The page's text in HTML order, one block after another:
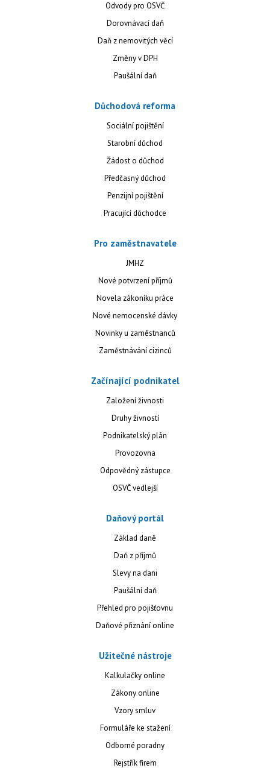
Odvody pro OSVČ
Dorovnávací daň
Daň z nemovitých věcí
Změny v DPH
Paušální daň
Důchodová reforma
Sociální pojištění
Starobní důchod
Žádost o důchod
Předčasný důchod
Penzijní pojištění
Pracující důchodce
Pro zaměstnavatele
JMHZ
Nové potvrzení příjmů
Novela zákoníku práce
Nové nemocenské dávky
Novinky u zaměstnanců
Zaměstnávání cizinců
Začínající podnikatel
Založení živnosti
Druhy živností
Podnikatelský plán
Provozovna
Odpovědný zástupce
OSVČ vedlejší
Daňový portál
Základ daně
Daň z příjmů
Slevy na dani
Paušální daň
Přehled pro pojišťovnu
Daňové přiznání online
Užitečné nástroje
Kalkulačky online
Zákony online
Vzory smluv
Formuláře ke stažení
Odborné poradny
Rejstřík firem